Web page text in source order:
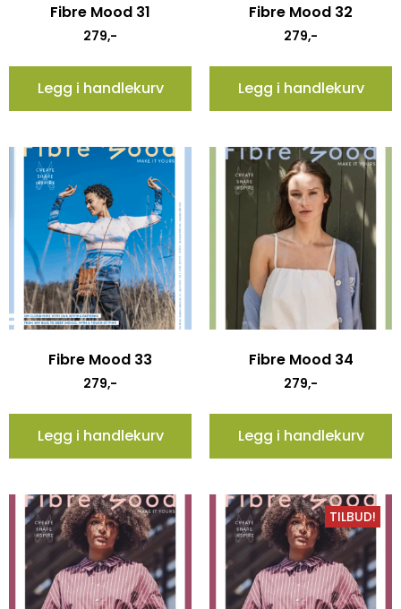
Fibre Mood 31
279,-
Legg i handlekurv
Fibre Mood 32
279,-
Legg i handlekurv
Fibre Mood 33
279,-
Legg i handlekurv
Fibre Mood 34
279,-
Legg i handlekurv
TILBUD!